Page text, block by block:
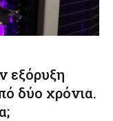
εξόρυξη
δύο χρόνια.